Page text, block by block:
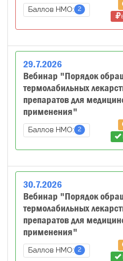
Баллов НМО: 2
29.7.2026
Вебинар "Порядок
термолабильных
препаратов для
применения"
Баллов НМО: 2
30.7.2026
Вебинар "Порядок
термолабильных
препаратов для
применения"
Баллов НМО: 2